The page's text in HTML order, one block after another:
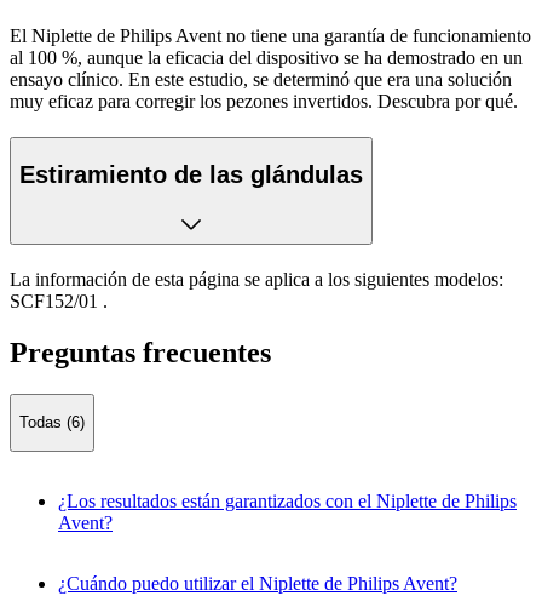
El Niplette de Philips Avent no tiene una garantía de funcionamiento
al 100 %, aunque la eficacia del dispositivo se ha demostrado en un
ensayo clínico. En este estudio, se determinó que era una solución
muy eficaz para corregir los pezones invertidos. Descubra por qué.
Estiramiento de las glándulas
La información de esta página se aplica a los siguientes modelos:
SCF152/01 .
Preguntas frecuentes
Todas (6)
¿Los resultados están garantizados con el Niplette de Philips
Avent?
¿Cuándo puedo utilizar el Niplette de Philips Avent?